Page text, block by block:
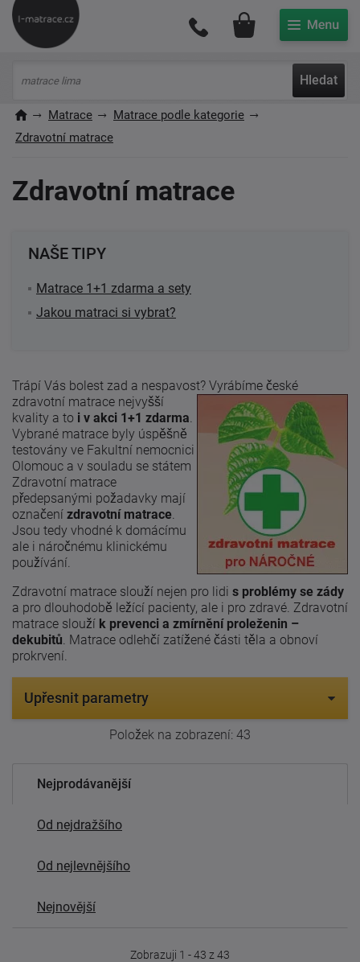
Hledat
Můj účet
Matrace
Matrace podle kategorie
Zdravotní matrace
Zdravotní matrace
NAŠE TIPY
Matrace 1+1 zdarma a sety
Jakou matraci si vybrat?
Trápí Vás bolest zad a nespavost? Vyrábíme české
zdravotní matrace nejvyšší
kvality a to i v akci 1+1 zdarma.
Vybrané matrace byly úspěšně
testovány ve Fakultní nemocnici
Olomouc a v souladu se státem
Zdravotní matrace
předepsanými požadavky mají
označení zdravotní matrace.
Jsou tedy vhodné k domácímu
ale i náročnému klinickému
používání.
Zdravotní matrace slouží nejen pro lidi s problémy se zády
a pro dlouhodobě ležící pacienty, ale i pro zdravé. Zdravotní
matrace slouží k prevenci a zmírnění proleženin –
dekubitů. Matrace odlehčí zatížené části těla a obnoví
prokrvení.
Upřesnit parametry
Položek na zobrazení: 43
Nejprodávanější
Od nejdražšího
Od nejlevnějšího
Nejnovější
Zobrazuji 1 - 43 z 43